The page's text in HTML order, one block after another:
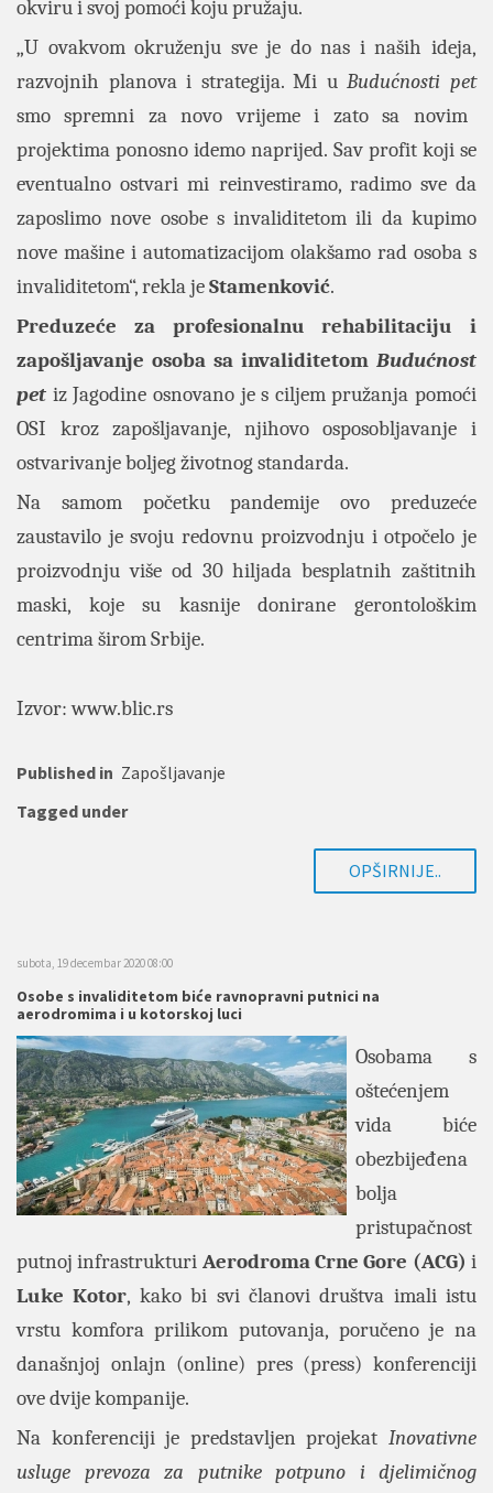
okviru i svoj pomoći koju pružaju.
„U ovakvom okruženju sve je do nas i naših ideja,
razvojnih planova i strategija. Mi uBudućnosti pet
smo spremni za novo vrijeme i zato sa novim
projektima ponosno idemo naprijed. Sav profit koji se
eventualno ostvari mi reinvestiramo, radimo sve da
zaposlimo nove osobe s invaliditetom ili da kupimo
nove mašine i automatizacijom olakšamo rad osoba s
invaliditetom“, rekla jeStamenković.
Preduzeće za profesionalnu rehabilitaciju i
zapošljavanje osoba sa invaliditetom Budućnost
pet iz Jagodine osnovano je s ciljem pružanja pomoći
OSI kroz zapošljavanje, njihovo osposobljavanje i
ostvarivanje boljeg životnog standarda.
Na samom početku pandemije ovo preduzeće
zaustavilo je svoju redovnu proizvodnju i otpočelo je
proizvodnju više od 30 hiljada besplatnih zaštitnih
maski, koje su kasnije donirane gerontološkim
centrima širom Srbije.
Izvor:www.blic.rs
Published in Zapošljavanje
Tagged under
OPŠIRNIJE..
subota, 19 decembar 2020 08:00
Osobe s invaliditetom biće ravnopravni putnici na
aerodromima i u kotorskoj luci
Osobama s
oštećenjem
vida biće
obezbijeđena
bolja
pristupačnost
putnoj infrastrukturi Aerodroma Crne Gore (ACG) i
Luke Kotor, kako bi svi članovi društva imali istu
vrstu komfora prilikom putovanja, poručeno je na
današnjoj onlajn (online) pres (press) konferenciji
ove dvije kompanije.
Na konferenciji je predstavljen projekat Inovativne
usluge prevoza za putnike potpuno i djelimičnog